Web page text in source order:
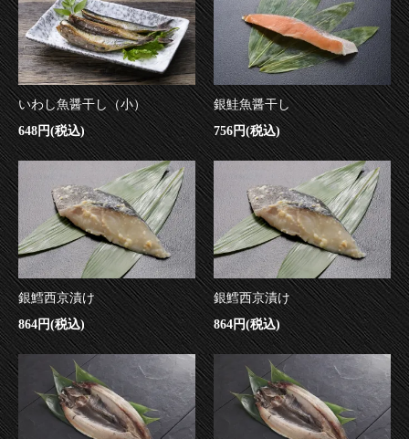
いわし魚醤干し（小）
648円(税込)
銀鮭魚醤干し
756円(税込)
銀鱈西京漬け
864円(税込)
銀鱈西京漬け
864円(税込)